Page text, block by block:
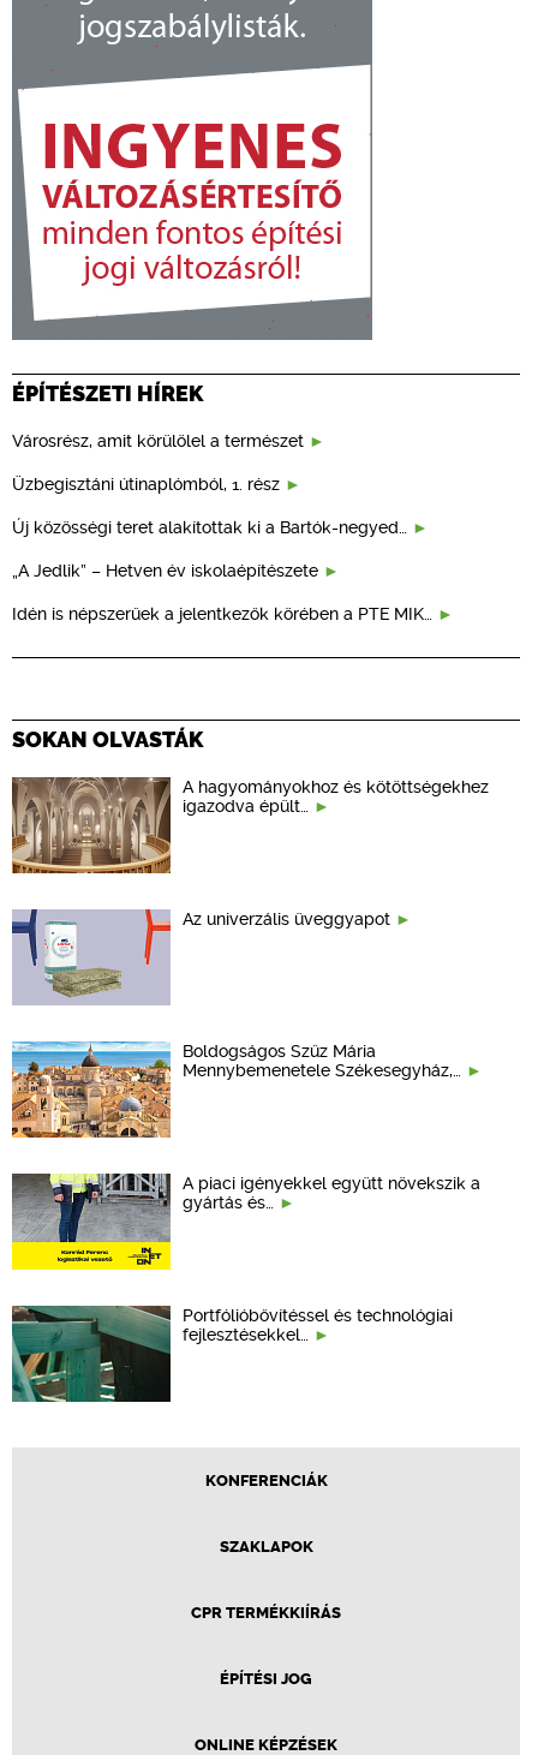
ÉPÍTÉSZETI HÍREK
Városrész, amit körülölel a természet
Üzbegisztáni útinaplómból, 1. rész
Új közösségi teret alakítottak ki a Bartók-negyed…
„A Jedlik” – Hetven év iskolaépítészete
Idén is népszerűek a jelentkezők körében a PTE MIK…
SOKAN OLVASTÁK
A hagyományokhoz és kötöttségekhez
igazodva épült…
Az univerzális üveggyapot
Boldogságos Szűz Mária
Mennybemenetele Székesegyház,…
A piaci igényekkel együtt növekszik a
gyártás és…
Portfólióbővítéssel és technológiai
fejlesztésekkel…
KONFERENCIÁK
SZAKLAPOK
CPR TERMÉKKIÍRÁS
ÉPÍTÉSI JOG
ONLINE KÉPZÉSEK